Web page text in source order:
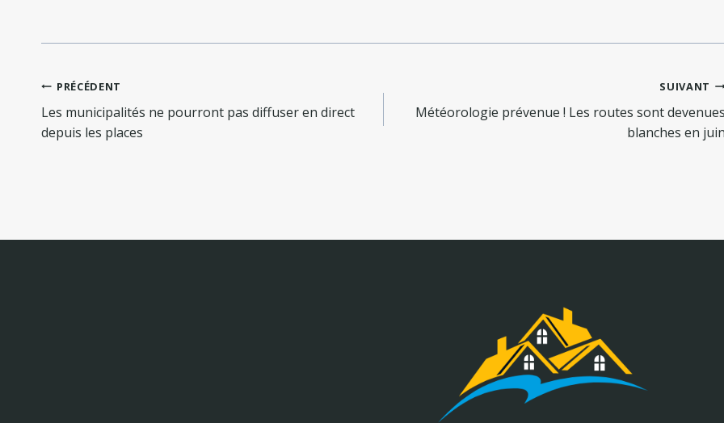
Navigation
de
l’article
PRÉCÉDENT
Les municipalités ne pourront pas diffuser en direct
depuis les places
SUIVANT
Météorologie prévenue ! Les routes sont
blanches en